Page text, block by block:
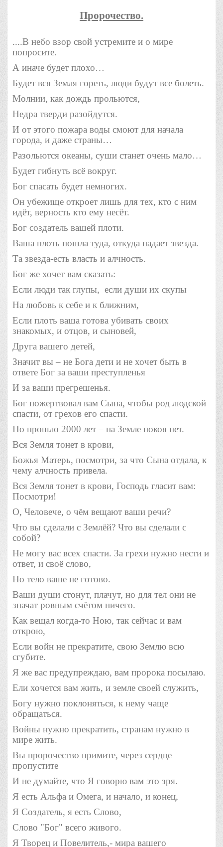
Пророчество.
....В небо взор свой устремите и о мире
попросите.
А иначе будет плохо…
Будет вся Земля гореть, люди будут все болеть.
Молнии, как дождь прольются,
Недра тверди разойдутся.
И от этого пожара воды смоют для начала
города, и даже страны…
Разольются океаны, суши станет очень мало…
Будет гибнуть всё вокруг.
Бог спасать будет немногих.
Он убежище откроет лишь для тех, кто с ним
идёт, верность кто ему несёт.
Бог создатель вашей плоти.
Ваша плоть пошла туда, откуда падает звезда.
Та звезда-есть власть и алчность.
Бог же хочет вам сказать:
Если люди так глупы, если души их скупы
На любовь к себе и к ближним,
Если плоть ваша готова убивать своих
знакомых, и отцов, и сыновей,
Друга вашего детей,
Значит вы – не Бога дети и не хочет быть в
ответе Бог за ваши преступленья
И за ваши прегрешенья.
Бог пожертвовал вам Сына, чтобы род людской
спасти, от грехов его спасти.
Но прошло 2000 лет – на Земле покоя нет.
Вся Земля тонет в крови,
Божья Матерь, посмотри, за что Сына отдала, к
чему алчность привела.
Вся Земля тонет в крови, Господь гласит вам:
Посмотри!
О, Человече, о чём вещают ваши речи?
Что вы сделали с Землёй? Что вы сделали с
собой?
Не могу вас всех спасти. За грехи нужно нести и
ответ, и своё слово,
Но тело ваше не готово.
Ваши души стонут, плачут, но для тел они не
значат ровным счётом ничего.
Как вещал когда-то Ною, так сейчас и вам
открою,
Если войн не прекратите, свою Землю всю
сгубите.
Я же вас предупреждаю, вам пророка посылаю.
Ели хочется вам жить, и земле своей служить,
Богу нужно поклоняться, к нему чаще
обращаться.
Войны нужно прекратить, странам нужно в
мире жить.
Вы пророчество примите, через сердце
пропустите
И не думайте, что Я говорю вам это зря.
Я есть Альфа и Омега, и начало, и конец,
Я Создатель, я есть Слово,
Слово "Бог" всего живого.
Я Творец и Повелитель,- мира вашего